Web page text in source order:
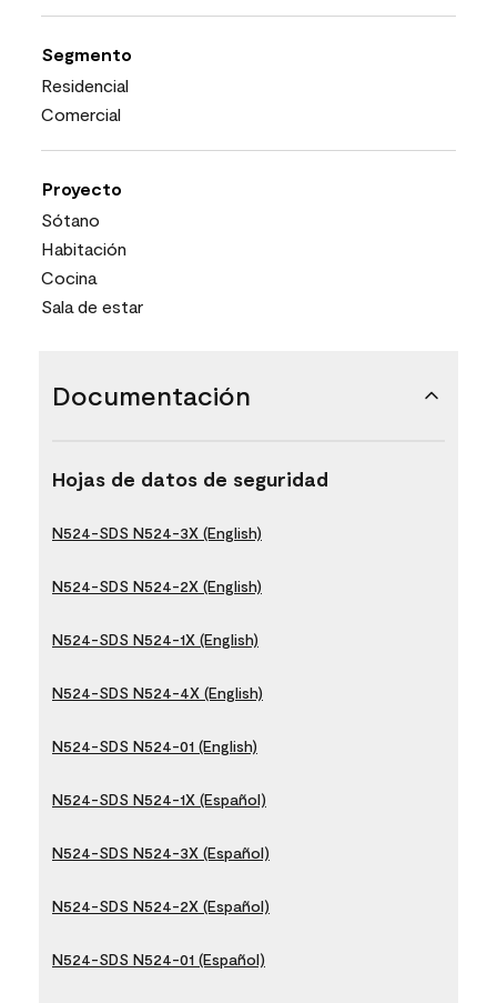
Segmento
Residencial
Comercial
Proyecto
Sótano
Habitación
Cocina
Sala de estar
Documentación
Hojas de datos de seguridad
N524-SDS N524-3X (English)
N524-SDS N524-2X (English)
N524-SDS N524-1X (English)
N524-SDS N524-4X (English)
N524-SDS N524-01 (English)
N524-SDS N524-1X (Español)
N524-SDS N524-3X (Español)
N524-SDS N524-2X (Español)
N524-SDS N524-01 (Español)